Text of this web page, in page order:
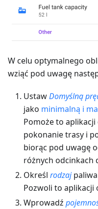
W celu optymalnego
wziąć pod uwagę
UstawDomyślną
jako minimalną i
Pomoże to
pokonanie trasy i
biorąc pod uwagę
różnych odcinkach
Określ rodzajpaliwa
Pozwoli to aplikacji
Wprowadź